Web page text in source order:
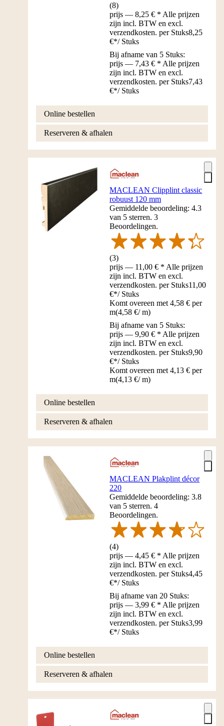
(8)
prijs — 8,25 € * Alle prijzen
zijn incl. BTW en excl.
verzendkosten. per Stuks8,25
€*/ Stuks
Bij afname van 5 Stuks:
prijs — 7,43 € * Alle prijzen
zijn incl. BTW en excl.
verzendkosten. per Stuks7,43
€*/ Stuks
Online bestellen
Reserveren & afhalen
MACLEAN Clipplint classic
robuust 120 mm
Gemiddelde beoordeling: 4.3
van 5 sterren. 3
Beoordelingen.
(3)
prijs — 11,00 € * Alle prijzen
zijn incl. BTW en excl.
verzendkosten. per Stuks11,00
€*/ Stuks
Komt overeen met 4,58 € per
m(4,58 €/ m)
Bij afname van 5 Stuks:
prijs — 9,90 € * Alle prijzen
zijn incl. BTW en excl.
verzendkosten. per Stuks9,90
€*/ Stuks
Komt overeen met 4,13 € per
m(4,13 €/ m)
Online bestellen
Reserveren & afhalen
MACLEAN Plakplint décor
220
Gemiddelde beoordeling: 3.8
van 5 sterren. 4
Beoordelingen.
(4)
prijs — 4,45 € * Alle prijzen
zijn incl. BTW en excl.
verzendkosten. per Stuks4,45
€*/ Stuks
Bij afname van 20 Stuks:
prijs — 3,99 € * Alle prijzen
zijn incl. BTW en excl.
verzendkosten. per Stuks3,99
€*/ Stuks
Online bestellen
Reserveren & afhalen